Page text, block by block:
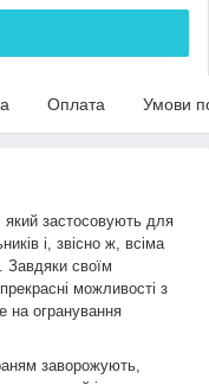
Оплата Умови
застосовують для
і, звісно ж, всіма
своїм
можливості з
на огранування
заворожують,